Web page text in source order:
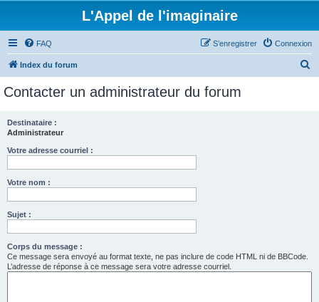
L'Appel de l'imaginaire
FAQ Connexion
S’enregistrer
Index du forum
Contacter un administrateur du forum
Destinataire :
Administrateur
Votre adresse courriel :
Votre nom :
Sujet :
Corps du message :
Ce message sera envoyé au format texte, ne pas inclure de code HTML ni de BBCode.
L’adresse de réponse à ce message sera votre adresse courriel.